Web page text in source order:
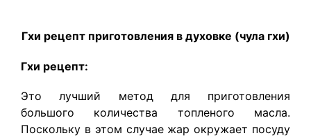
Гхи рецепт приготовления в духовке (чула гхи)
Гхи рецепт:
Это лучший метод для приготовления
большого количества топленого масла.
Поскольку в этом случае жар окружает посуду